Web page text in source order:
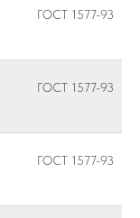
ГОСТ 1577-93
ГОСТ 1577-93
ГОСТ 1577-93